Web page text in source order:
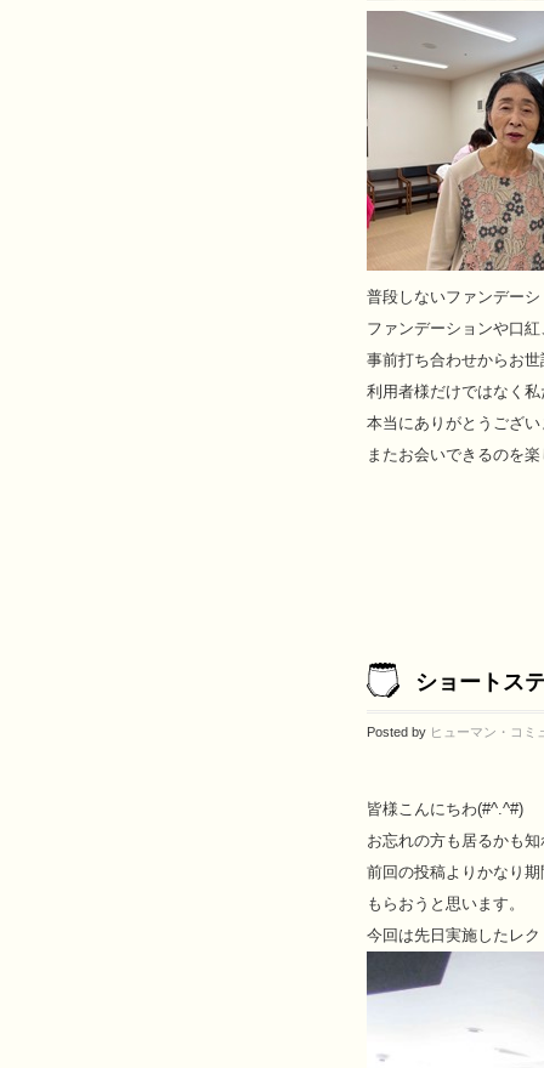
普段しないファンデー
ファンデーションや口
事前打ち合わせからお
利用者様だけではなく
本当にありがとうござ
またお会いできるのを
ショートス
Posted by ヒューマン・コミ
皆様こんにちわ(#^.^#)
お忘れの方も居るかも
前回の投稿よりかなり
もらおうと思います。
今回は先日実施したレ